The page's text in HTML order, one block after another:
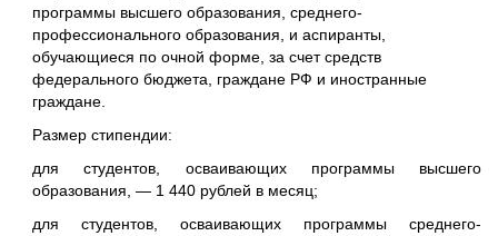
программы высшего образования, среднего-
профессионального образования, и аспиранты,
обучающиеся по очной форме, за счет средств
федерального бюджета, граждане РФ и иностранные
граждане.
Размер стипендии:
для студентов, осваивающих программы высшего
образования, — 1 440 рублей в месяц;
для студентов, осваивающих программы среднего-